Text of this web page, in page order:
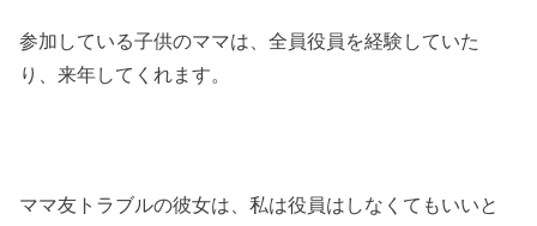
参加している子供のママは、全員役員を経験していた
り、来年してくれます。
ママ友トラブルの彼女は、私は役員はしなくてもいいと